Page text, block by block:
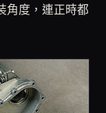
角度，連正時都